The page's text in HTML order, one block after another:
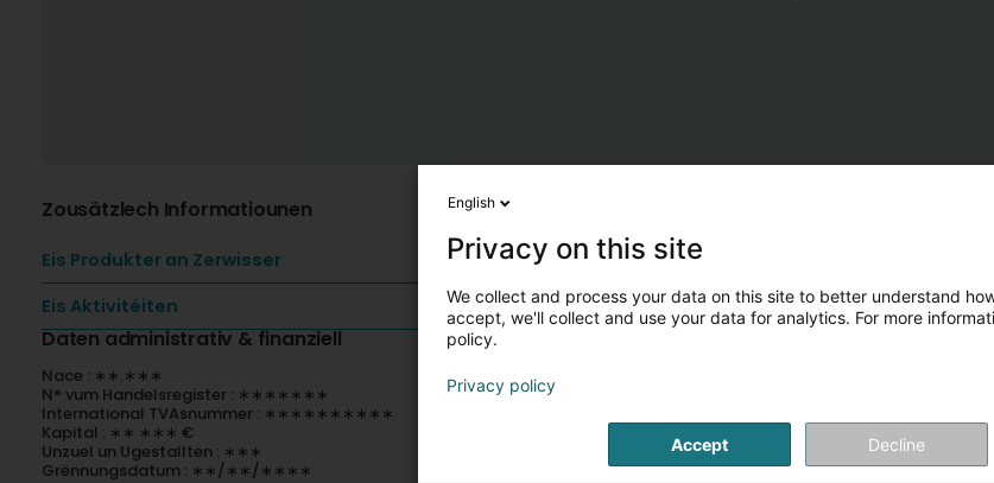
Zousätzlech Informatiounen
Eis Produkter an Zerwisser
Eis Aktivitéiten
Daten administrativ & finanziell
Nace : ∗∗.∗∗∗
N° vum Handelsregister : ∗∗∗∗∗∗∗
International TVAsnummer : ∗∗∗∗∗∗∗∗∗∗
Kapital : ∗∗ ∗∗∗ €
Unzuel un Ugestallten : ∗∗∗
Grënnungsdatum : ∗∗/∗∗/∗∗∗∗
English
Privacy on this site
We collect and process your data on this site to better understand
accept, we'll collect and use your data for analytics. For more
policy.
Privacy policy
Accept Decline